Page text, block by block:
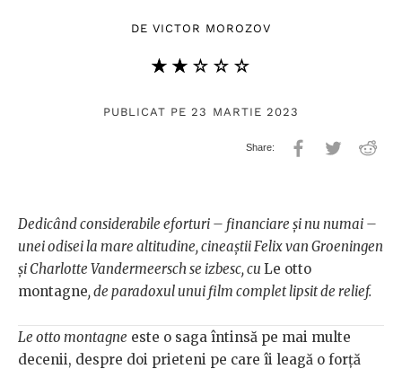
DE VICTOR MOROZOV
★★★★★
☆☆☆☆☆
PUBLICAT PE 23 MARTIE 2023
Dedicând considerabile eforturi – financiare și nu numai –
unei odisei la mare altitudine, cineaștii Felix van Groeningen
și Charlotte Vandermeersch se izbesc, cu Le otto
montagne, de paradoxul unui film complet lipsit de relief.
Le otto montagne este o saga întinsă pe mai multe
decenii, despre doi prieteni pe care îi leagă o forță